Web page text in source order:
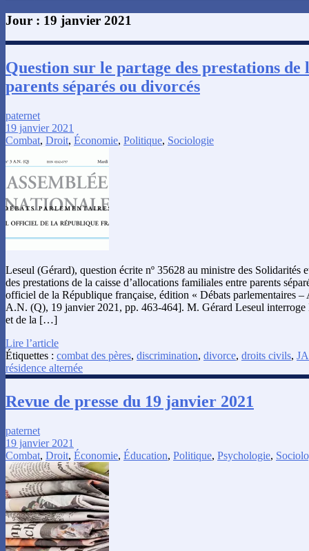
Jour : 19 janvier 2021
Question sur le partage des prestations de
parents séparés ou divorcés
paternet
19 janvier 2021
Combat, Droit, Économie, Politique, Sociologie
Leseul (Gérard), question écrite nº 35628 au ministre des Solidarités
des prestations de la caisse d’allocations familiales entre parents
officiel de la République française, édition « Débats parlementaires –
A.N. (Q), 19 janvier 2021, pp. 463-464]. M. Gérard Leseul interroge
et de la […]
Lire l’article
Étiquettes : combat des pères, discrimination, divorce, droits civils,
résidence alternée
Revue de presse du 19 janvier 2021
paternet
19 janvier 2021
Combat, Droit, Économie, Éducation, Politique, Psychologie,